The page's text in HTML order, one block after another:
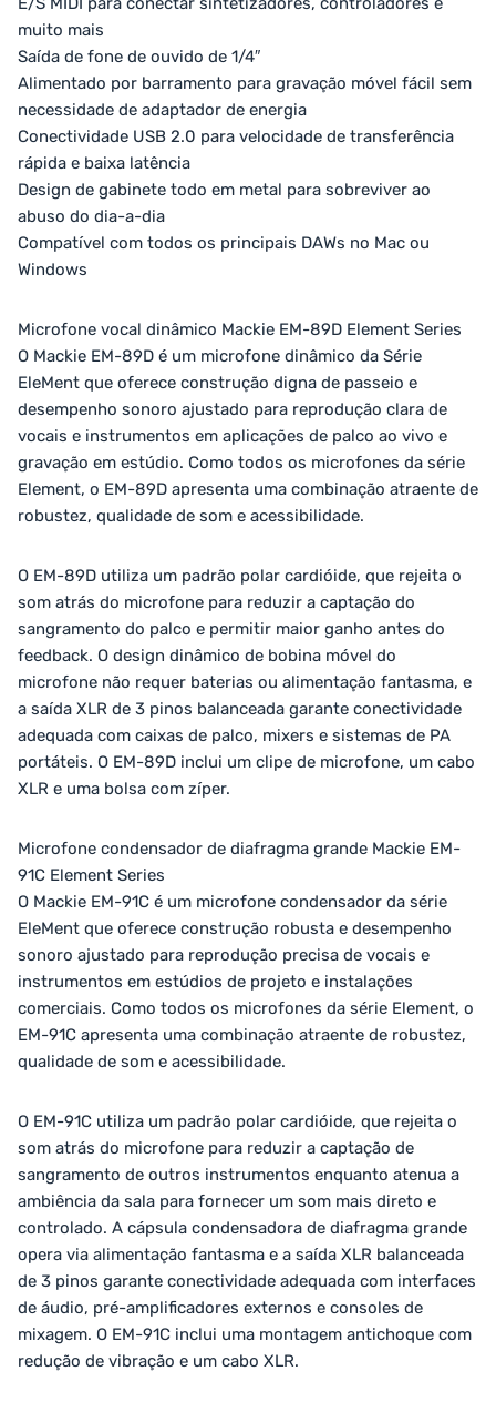
muito mais
Saída de fone de ouvido de 1/4″
Alimentado por barramento para gravação móvel fácil sem
necessidade de adaptador de energia
Conectividade USB 2.0 para velocidade de transferência
rápida e baixa latência
Design de gabinete todo em metal para sobreviver ao
abuso do dia-a-dia
Compatível com todos os principais DAWs no Mac ou
Windows
Microfone vocal dinâmico Mackie EM-89D Element Series
O Mackie EM-89D é um microfone dinâmico da Série
EleMent que oferece construção digna de passeio e
desempenho sonoro ajustado para reprodução clara de
vocais e instrumentos em aplicações de palco ao vivo e
gravação em estúdio. Como todos os microfones da série
Element, o EM-89D apresenta uma combinação atraente de
robustez, qualidade de som e acessibilidade.
O EM-89D utiliza um padrão polar cardióide, que rejeita o
som atrás do microfone para reduzir a captação do
sangramento do palco e permitir maior ganho antes do
feedback. O design dinâmico de bobina móvel do
microfone não requer baterias ou alimentação fantasma, e
a saída XLR de 3 pinos balanceada garante conectividade
adequada com caixas de palco, mixers e sistemas de PA
portáteis. O EM-89D inclui um clipe de microfone, um cabo
XLR e uma bolsa com zíper.
Microfone condensador de diafragma grande Mackie EM-
91C Element Series
O Mackie EM-91C é um microfone condensador da série
EleMent que oferece construção robusta e desempenho
sonoro ajustado para reprodução precisa de vocais e
instrumentos em estúdios de projeto e instalações
comerciais. Como todos os microfones da série Element, o
EM-91C apresenta uma combinação atraente de robustez,
qualidade de som e acessibilidade.
O EM-91C utiliza um padrão polar cardióide, que rejeita o
som atrás do microfone para reduzir a captação de
sangramento de outros instrumentos enquanto atenua a
ambiência da sala para fornecer um som mais direto e
controlado. A cápsula condensadora de diafragma grande
opera via alimentação fantasma e a saída XLR balanceada
de 3 pinos garante conectividade adequada com interfaces
de áudio, pré-amplificadores externos e consoles de
mixagem. O EM-91C inclui uma montagem antichoque com
redução de vibração e um cabo XLR.